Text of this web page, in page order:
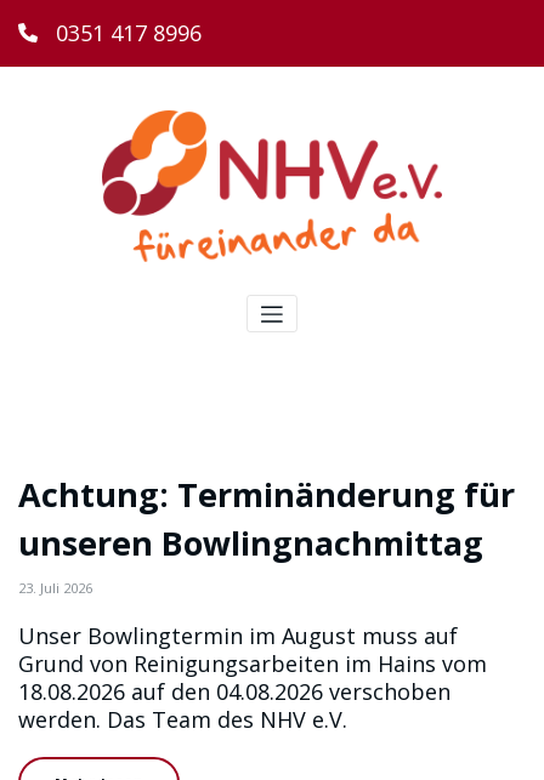
0351 417 8996
Achtung: Terminänderung für
unseren Bowlingnachmittag
23. Juli 2026
Unser Bowlingtermin im August muss auf
Grund von Reinigungsarbeiten im Hains vom
18.08.2026 auf den 04.08.2026 verschoben
werden. Das Team des NHV e.V.